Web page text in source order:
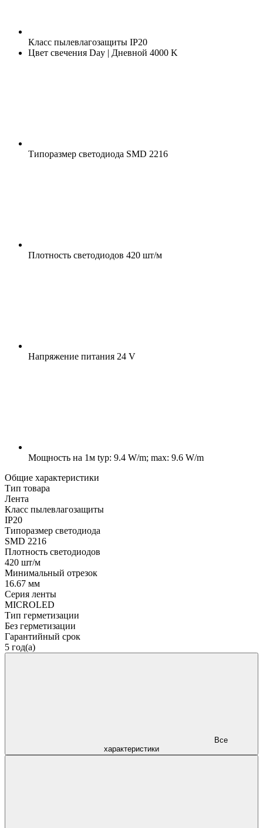
Класс пылевлагозащиты IP20
Цвет свечения Day | Дневной 4000 K
Типоразмер светодиода SMD 2216
Плотность светодиодов 420 шт/м
Напряжение питания 24 V
Мощность на 1м typ: 9.4 W/m; max: 9.6 W/m
Общие характеристики
Тип товара
Лента
Класс пылевлагозащиты
IP20
Типоразмер светодиода
SMD 2216
Плотность светодиодов
420 шт/м
Минимальный отрезок
16.67 мм
Серия ленты
MICROLED
Тип герметизации
Без герметизации
Гарантийный срок
5 год(а)
характеристики